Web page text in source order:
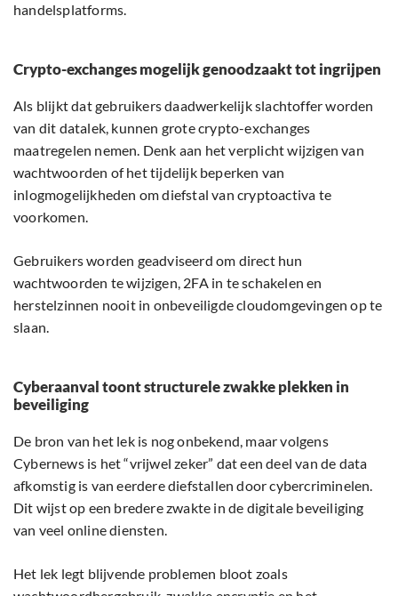
handelsplatforms.
Crypto-exchanges mogelijk genoodzaakt tot ingrijpen
Als blijkt dat gebruikers daadwerkelijk slachtoffer worden
van dit datalek, kunnen grote crypto-exchanges
maatregelen nemen. Denk aan het verplicht wijzigen van
wachtwoorden of het tijdelijk beperken van
inlogmogelijkheden om diefstal van cryptoactiva te
voorkomen.
Gebruikers worden geadviseerd om direct hun
wachtwoorden te wijzigen, 2FA in te schakelen en
herstelzinnen nooit in onbeveiligde cloudomgevingen op te
slaan.
Cyberaanval toont structurele zwakke plekken in
beveiliging
De bron van het lek is nog onbekend, maar volgens
Cybernews is het “vrijwel zeker” dat een deel van de data
afkomstig is van eerdere diefstallen door cybercriminelen.
Dit wijst op een bredere zwakte in de digitale beveiliging
van veel online diensten.
Het lek legt blijvende problemen bloot zoals